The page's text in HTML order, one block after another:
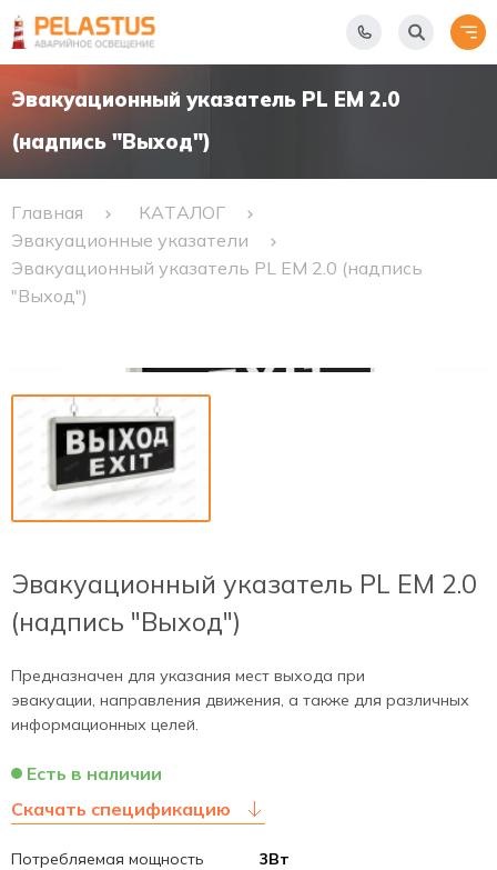
Эвакуационный указатель PL EM 2.0
(надпись "Выход")
Главная
КАТАЛОГ
Эвакуационные указатели
Эвакуационный указатель PL EM 2.0 (надпись
"Выход")
Эвакуационный указатель PL EM 2.0
(надпись "Выход")
Предназначен для указания мест выхода при
эвакуации, направления движения, а также для различных
информационных целей.
Есть в наличии
Скачать спецификацию
Потребляемая мощность 3Вт